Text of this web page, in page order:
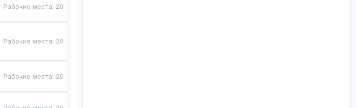
Рабочие места: 20
Рабочие места: 20
Рабочие места: 20